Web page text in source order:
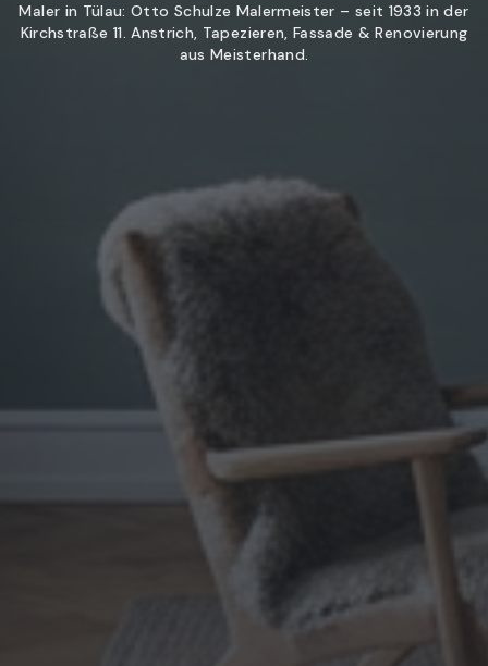
Maler in Tülau: Otto Schulze Malermeister – seit 1933 in der
Kirchstraße 11. Anstrich, Tapezieren, Fassade & Renovierung
aus Meisterhand.